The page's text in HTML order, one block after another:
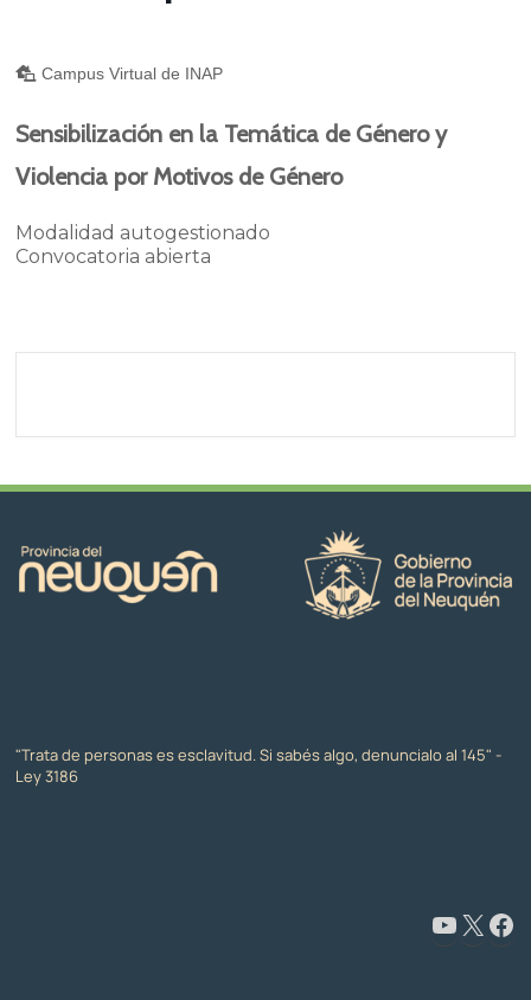
Campus Virtual de INAP
Sensibilización en la Temática de Género y
Violencia por Motivos de Género
Modalidad autogestionado
Convocatoria abierta
"Trata de personas es esclavitud. Si sabés algo, denuncialo al 145" -
Ley 3186
www.youtube.com/@CapacitaciónyFormaciónNeuquén X Facebook